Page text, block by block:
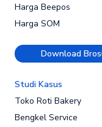
Harga Beepos
Harga SOM
Download
Studi Kasus
Toko Roti Bakery
Bengkel Service